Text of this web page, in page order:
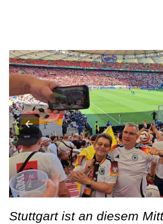
Stuttgart ist an diesem